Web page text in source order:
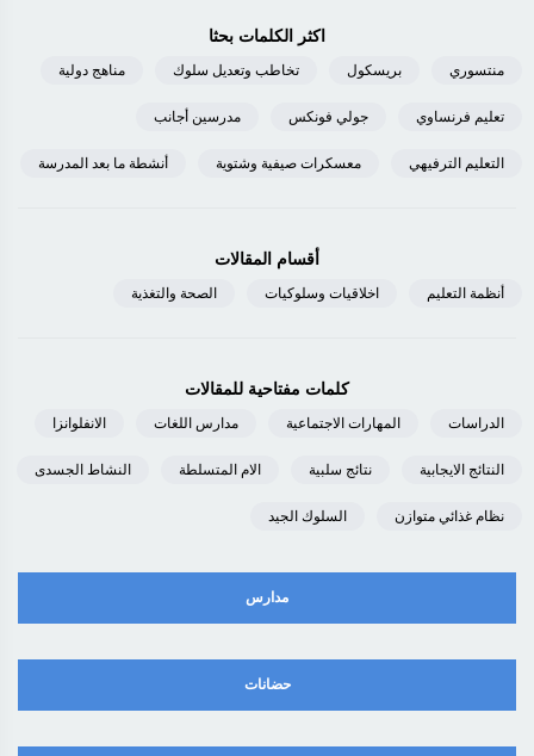
اكثر الكلمات بحثا
منتسوري بريسكول تخاطب وتعديل سلوك مناهج دولية
تعليم فرنساوي جولي فونكس مدرسين أجانب
التعليم الترفيهي معسكرات صيفية وشتوية أنشطة ما بعد المدرسة
أقسام المقالات
أنظمة التعليم اخلاقيات وسلوكيات الصحة والتغذية
كلمات مفتاحية للمقالات
الدراسات المهارات الاجتماعية مدارس اللغات الانفلوانزا
النتائج الايجابية نتائج سلبية الام المتسلطة النشاط الجسدى
نظام غذائي متوازن السلوك الجيد
مدارس
حضانات